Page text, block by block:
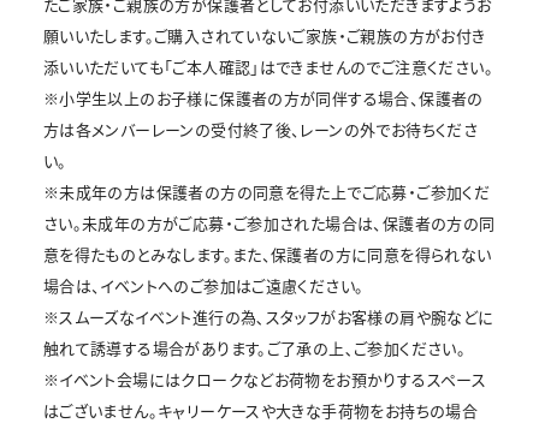
願いいたします。ご購入されていないご家族・ご親族の方がお付き
添いいただいても「ご本人確認」はできませんのでご注意ください。
※小学生以上のお子様に保護者の方が同伴する場合、保護者の
方は各メンバーレーンの受付終了後、レーンの外でお待ちくださ
い。
※未成年の方は保護者の方の同意を得た上でご応募・ご参加くだ
さい。未成年の方がご応募・ご参加された場合は、保護者の方の同
意を得たものとみなします。また、保護者の方に同意を得られない
場合は、イベントへのご参加はご遠慮ください。
※スムーズなイベント進行の為､スタッフがお客様の肩や腕などに
触れて誘導する場合があります。ご了承の上､ご参加ください。
※イベント会場にはクロークなどお荷物をお預かりするスペース
はございません。キャリーケースや大きな手荷物をお持ちの場合